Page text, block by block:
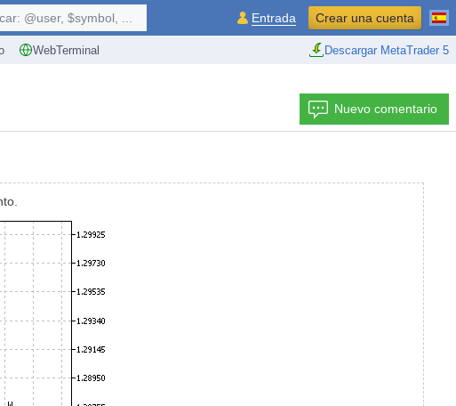
WebTerminal Descargar MetaTrader 5
@user, $symbol, ... Entrada Crear una cuenta
Nuevo comentario